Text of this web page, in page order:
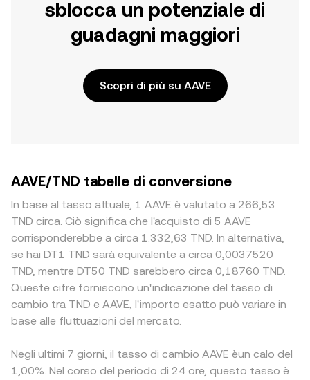
sblocca un potenziale di
guadagni maggiori
Scopri di più su AAVE
AAVE/TND tabelle di conversione
In base al tasso attuale, 1 AAVE è valutato a 266,53
TND circa. Ciò significa che l'acquisto di 5 AAVE
corrisponderebbe a circa 1.332,63 TND. In alternativa,
se hai DT1 TND sarà equivalente a circa 0,0037520
TND, mentre DT50 TND sarebbero circa 0,18760 TND.
Queste cifre forniscono un'indicazione del tasso di
cambio tra TND e AAVE, l'importo esatto può variare in
base alle fluttuazioni del mercato.
Negli ultimi 7 giorni, il tasso di cambio AAVE èun calo del
1,00%. Nel corso del periodo di 24 ore, questo tasso è